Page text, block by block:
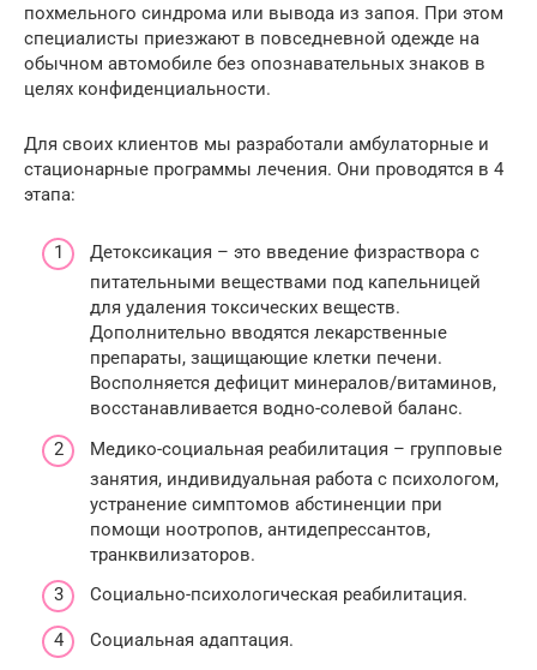
похмельного синдрома или вывода из запоя. При этом
специалисты приезжают в повседневной одежде на
обычном автомобиле без опознавательных знаков в
целях конфиденциальности.
Для своих клиентов мы разработали амбулаторные и
стационарные программы лечения. Они проводятся в 4
этапа:
Детоксикация – это введение физраствора с
питательными веществами под капельницей
для удаления токсических веществ.
Дополнительно вводятся лекарственные
препараты, защищающие клетки печени.
Восполняется дефицит минералов/витаминов,
восстанавливается водно-солевой баланс.
Медико-социальная реабилитация – групповые
занятия, индивидуальная работа с психологом,
устранение симптомов абстиненции при
помощи ноотропов, антидепрессантов,
транквилизаторов.
Социально-психологическая реабилитация.
Социальная адаптация.